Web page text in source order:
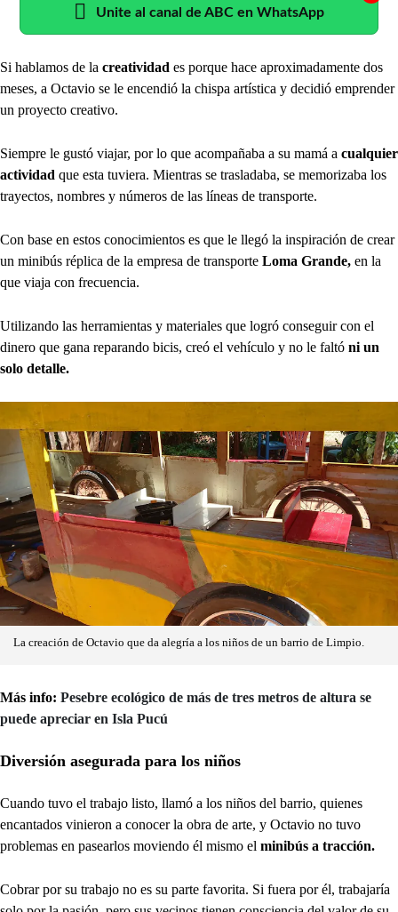
Unite al canal de ABC en WhatsApp
Si hablamos de la creatividad es porque hace aproximadamente dos
meses, a Octavio se le encendió la chispa artística y decidió emprender
un proyecto creativo.
Siempre le gustó viajar, por lo que acompañaba a su mamá a cualquier
actividad que esta tuviera. Mientras se trasladaba, se memorizaba los
trayectos, nombres y números de las líneas de transporte.
Con base en estos conocimientos es que le llegó la inspiración de crear
un minibús réplica de la empresa de transporte Loma Grande, en la
que viaja con frecuencia.
Utilizando las herramientas y materiales que logró conseguir con el
dinero que gana reparando bicis, creó el vehículo y no le faltó ni un
solo detalle.
La creación de Octavio que da alegría a los niños de un barrio de Limpio.
Más info: Pesebre ecológico de más de tres metros de altura se
puede apreciar en Isla Pucú
Diversión asegurada para los niños
Cuando tuvo el trabajo listo, llamó a los niños del barrio, quienes
encantados vinieron a conocer la obra de arte, y Octavio no tuvo
problemas en pasearlos moviendo él mismo el minibús a tracción.
Cobrar por su trabajo no es su parte favorita. Si fuera por él, trabajaría